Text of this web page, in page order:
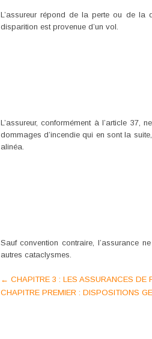
L’assureur répond de la perte ou de la
disparition est provenue d’un vol.
L’assureur, conformément à l’article
dommages d’incendie qui en sont la
alinéa.
Sauf convention contraire, l’assurance
autres cataclysmes.
Post
navigation
← CHAPITRE 3 : LES ASSURANCES DE
CHAPITRE PREMIER : DISPOSITIONS